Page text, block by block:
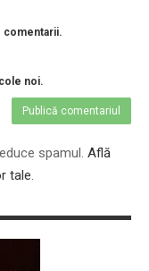
comentarii.
noi.
spamul. Află
tale.